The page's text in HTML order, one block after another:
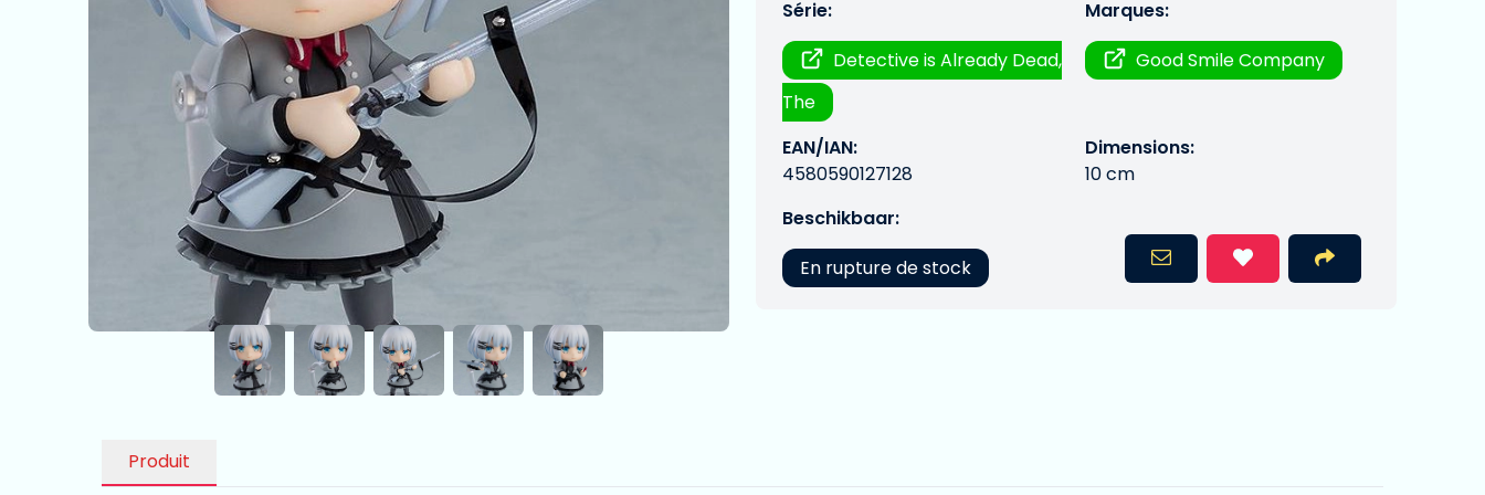
Série:
Detective is Already Dead,
The
Marques:
Good Smile Company
EAN/IAN:
4580590127128
Dimensions:
10 cm
Beschikbaar:
En rupture de stock
Produit